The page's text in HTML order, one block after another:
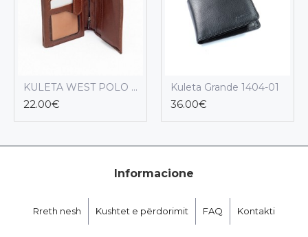
KULETA WEST POLO 03-40
22.00€
Kuleta Grande 1404-01
36.00€
Informacione
Rreth nesh Kushtet e përdorimit FAQ Kontakti